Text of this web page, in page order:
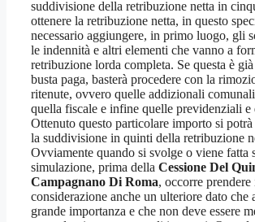
suddivisione della retribuzione netta in
ottenere la retribuzione netta, in questo
necessario aggiungere, in primo luogo, gli
le indennità e altri elementi che vanno a
retribuzione lorda completa. Se questa è
busta paga, basterà procedere con la
ritenute, ovvero quelle addizionali
quella fiscale e infine quelle previdenziali e
Ottenuto questo particolare importo si potrà
la suddivisione in quinti della retribuzione
Ovviamente quando si svolge o viene fatta
simulazione, prima della Cessione Del
Campagnano Di Roma, occorre prendere
considerazione anche un ulteriore dato che
grande importanza e che non deve essere